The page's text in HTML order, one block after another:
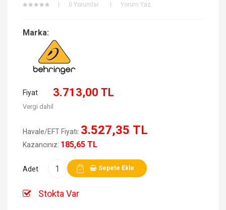
0 Yorumlar Yorum Yaz
Marka:
Fiyat 3.713,00 TL
Vergi dahil
Havale/EFT Fiyatı: 3.527,35 TL
Kazancınız: 185,65 TL
Adet Sepete Ekle
Stokta Var